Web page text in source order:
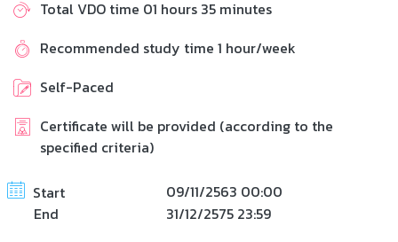
Total VDO time 01 hours 35 minutes
Recommended study time 1 hour/week
Self-Paced
Certificate will be provided (according to the
specified criteria)
Start
09/11/2563 00:00
End
31/12/2575 23:59